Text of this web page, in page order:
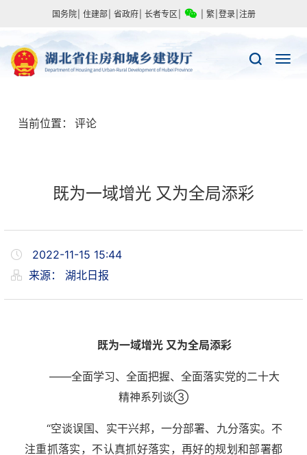
国务院 住建部 省政府 长者专区 繁 登录 注册
当前位置： 评论
既为一域增光 又为全局添彩
2022-11-15 15:44
来源： 湖北日报
既为一域增光 又为全局添彩
——全面学习、全面把握、全面落实党的二十大
精神系列谈③
“空谈误国、实干兴邦，一分部署、九分落实。不
注重抓落实，不认真抓好落实，再好的规划和部署都